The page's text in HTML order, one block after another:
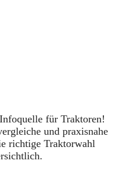
für Traktoren!
und praxisnahe
richtige Traktorwahl